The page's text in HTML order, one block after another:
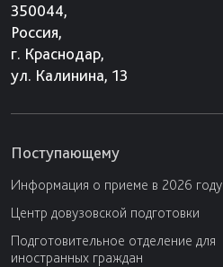
350044,
Россия,
г. Краснодар,
ул. Калинина, 13
Поступающему
Информация о приеме в 2026 году
Центр довузовской подготовки
Подготовительное отделение для
иностранных граждан